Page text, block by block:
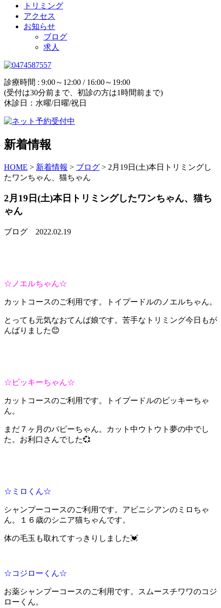
トリミング
アクセス
お知らせ
ブログ
求人
診療時間 : 9:00～12:00 / 16:00～19:00
(受付は30分前まで、初診の方は1時間前まで)
休診日：水曜/日曜/祝日
新着情報
HOME > 新着情報 > ブログ > 2月19日(土)本日トリミングし
たワンちゃん、猫ちゃん
2月19日(土)本日トリミングしたワンちゃん、猫ち
ゃん
ブログ 2022.02.19
☆ノエルちゃん☆
カットコースのご利用です。トイプードルのノエルちゃん。
とっても元気なおてんば娘です。苦手なトリミング今日もが
んばりました😊
☆ビッキーちゃん☆
カットコースのご利用です。トイプードルのビッキーちゃ
ん。
まだ７ヶ月のパピーちゃん。カット中ウトウト夢の中でし
た。お利口さんでした💞
☆ミロくん☆
シャンプーコースのご利用です。アビニシアンのミロちゃ
ん。１６歳のシニア猫ちゃんです。
体の毛玉も取れてすっきりしました💓
☆コジローくん☆
お薬シャンプーコースのご利用です。スムースチワワのコジ
ローくん。